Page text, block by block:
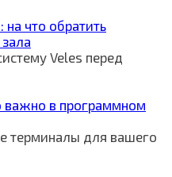
на что обратить
Veles перед
важно в программном
терминалы для вашего